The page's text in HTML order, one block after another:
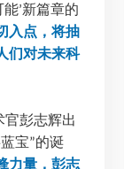
能’新篇章的
入点，将抽
们对未来科
官彭志辉出
宝”的诞
力量，彭志